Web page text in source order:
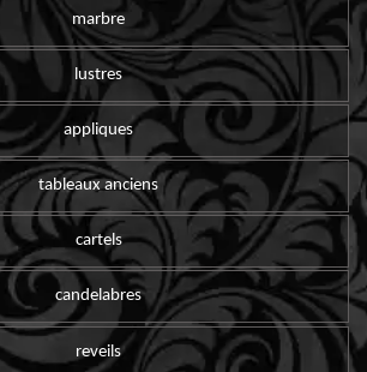
marbre
lustres
appliques
tableaux anciens
cartels
candelabres
reveils